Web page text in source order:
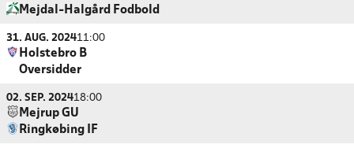
Mejdal-Halgård Fodbold
31. AUG. 202411:00
Holstebro B
Oversidder
02. SEP. 202418:00
Mejrup GU
Ringkøbing IF